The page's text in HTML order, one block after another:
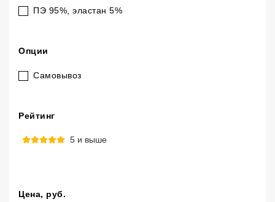
ПЭ 95%, эластан 5%
Опции
Самовывоз
Рейтинг
5 и выше
Цена, руб.